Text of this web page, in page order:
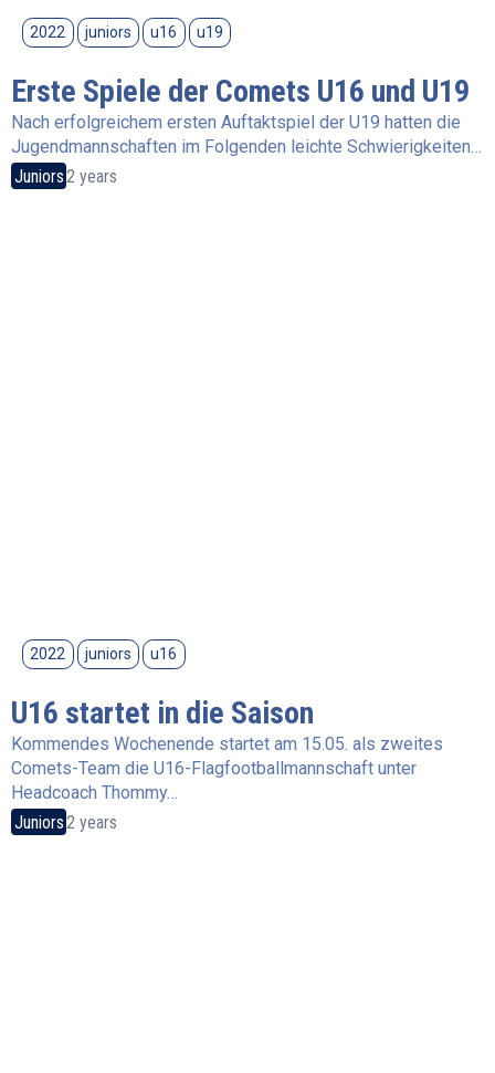
2022 juniors u16 u19
Erste Spiele der Comets U16 und U19
Nach erfolgreichem ersten Auftaktspiel der U19 hatten die
Jugendmannschaften im Folgenden leichte Schwierigkeiten…
Juniors2 years
2022 juniors u16
U16 startet in die Saison
Kommendes Wochenende startet am 15.05. als zweites
Comets-Team die U16-Flagfootballmannschaft unter
Headcoach Thommy…
Juniors2 years